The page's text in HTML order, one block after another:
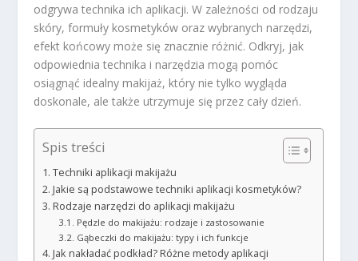
odgrywa technika ich aplikacji. W zależności od rodzaju
skóry, formuły kosmetyków oraz wybranych narzędzi,
efekt końcowy może się znacznie różnić. Odkryj, jak
odpowiednia technika i narzędzia mogą pomóc
osiągnąć idealny makijaż, który nie tylko wygląda
doskonale, ale także utrzymuje się przez cały dzień.
Spis treści
Techniki aplikacji makijażu
Jakie są podstawowe techniki aplikacji kosmetyków?
Rodzaje narzędzi do aplikacji makijażu
Pędzle do makijażu: rodzaje i zastosowanie
Gąbeczki do makijażu: typy i ich funkcje
Jak nakładać podkład? Różne metody aplikacji